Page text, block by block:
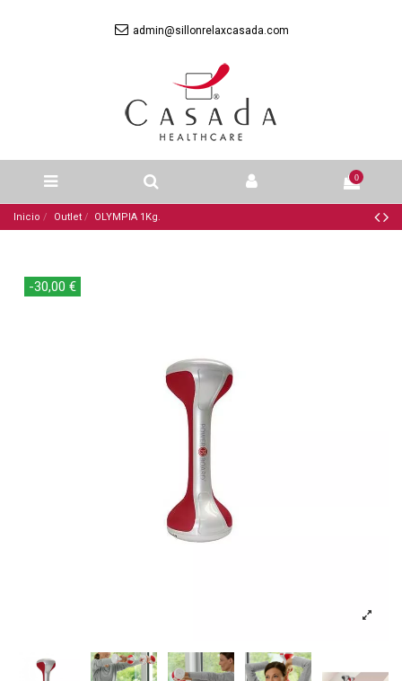
admin@sillonrelaxcasada.com
0
Inicio Outlet OLYMPIA 1Kg.
-30,00 €